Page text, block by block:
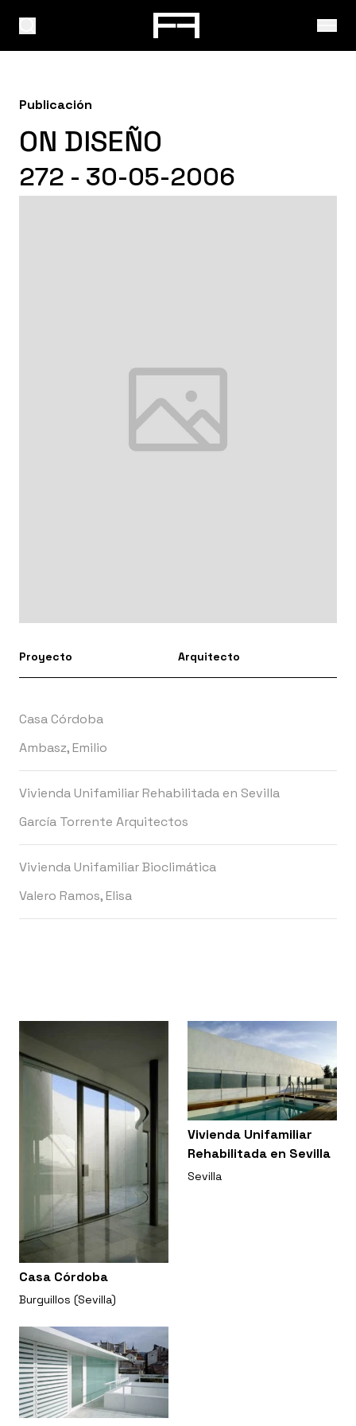
Publicación
ON DISEÑO
272 - 30-05-2006
Proyecto Arquitecto
Casa Córdoba
Ambasz, Emilio
Vivienda Unifamiliar Rehabilitada en Sevilla
García Torrente Arquitectos
Vivienda Unifamiliar Bioclimática
Valero Ramos, Elisa
Casa Córdoba
Burguillos (Sevilla)
Vivienda Unifamiliar
Rehabilitada en Sevilla
Sevilla